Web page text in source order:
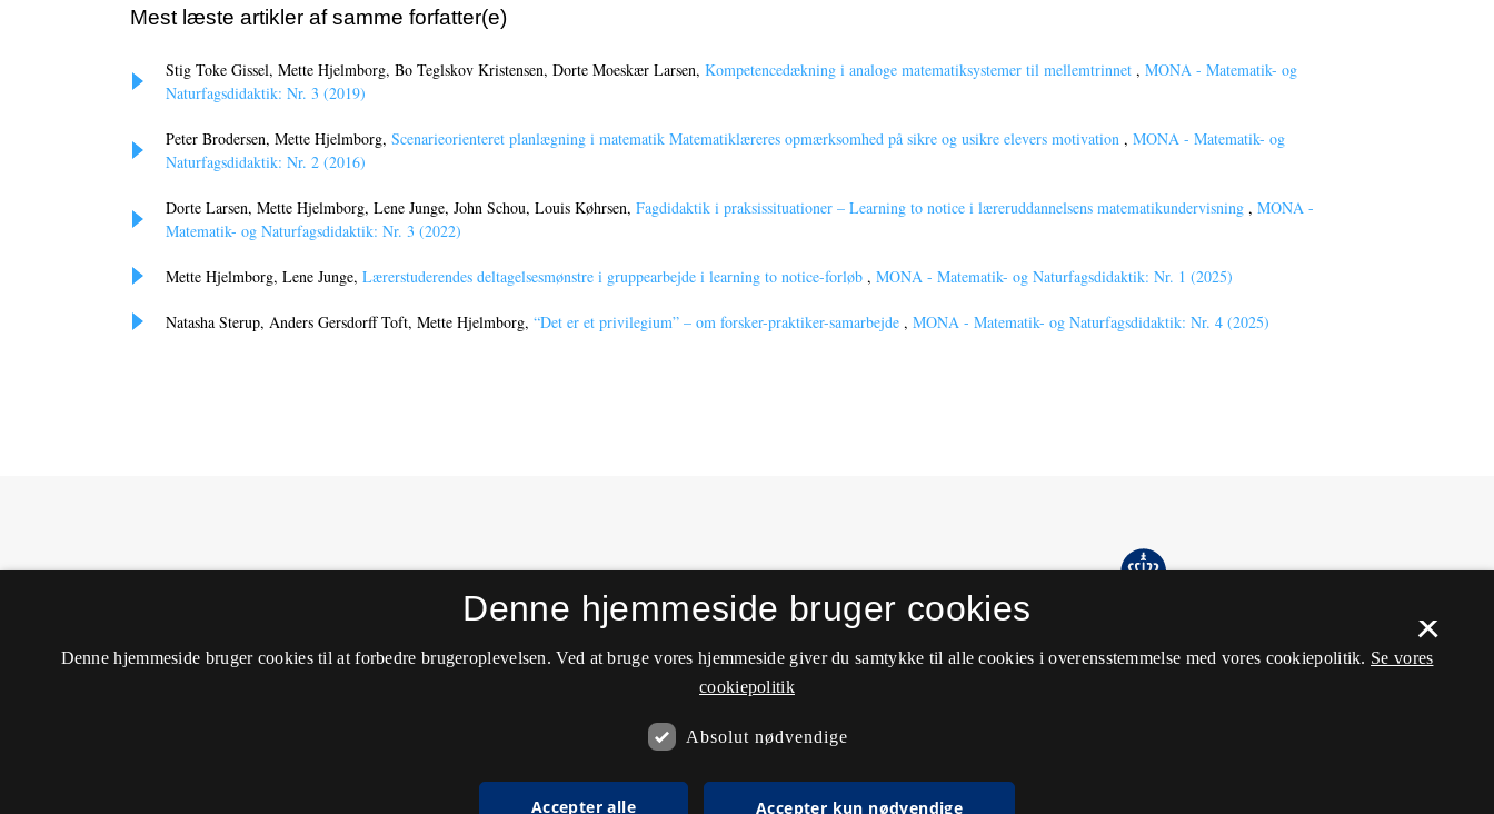
Mest læste artikler af samme forfatter(e)
Stig Toke Gissel, Mette Hjelmborg, Bo Teglskov Kristensen, Dorte Moeskær Larsen, Kompetencedækning i analoge matematiksystemer til mellemtrinnet , MONA - Matematik- og
Naturfagsdidaktik: Nr. 3 (2019)
Peter Brodersen, Mette Hjelmborg, Scenarieorienteret planlægning i matematik Matematiklæreres opmærksomhed på sikre og usikre elevers motivation , MONA - Matematik- og
Naturfagsdidaktik: Nr. 2 (2016)
Dorte Larsen, Mette Hjelmborg, Lene Junge, John Schou, Louis Køhrsen, Fagdidaktik i praksissituationer – Learning to notice i læreruddannelsens matematikundervisning , MONA -
Matematik- og Naturfagsdidaktik: Nr. 3 (2022)
Mette Hjelmborg, Lene Junge, Lærerstuderendes deltagelsesmønstre i gruppearbejde i learning to notice-forløb , MONA - Matematik- og Naturfagsdidaktik: Nr. 1 (2025)
Natasha Sterup, Anders Gersdorff Toft, Mette Hjelmborg, “Det er et privilegium” – om forsker-praktiker-samarbejde , MONA - Matematik- og Naturfagsdidaktik: Nr. 4 (2025)
×
Denne hjemmeside bruger cookies
Denne hjemmeside bruger cookies til at forbedre brugeroplevelsen. Ved at bruge vores hjemmeside giver du samtykke til alle cookies i overensstemmelse med vores cookiepolitik. Se vores
cookiepolitik
Absolut nødvendige
Accepter alle Accepter kun nødvendige